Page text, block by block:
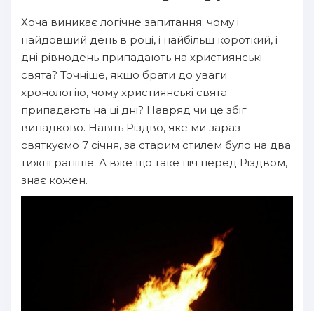
Хоча виникає логічне запитання: чому і
найдовший день в році, і найбільш короткий, і
дні рівнодень припадають на християнські
свята? Точніше, якщо брати до уваги
хронологію, чому християнські свята
припадають на ці дні? Навряд чи це збіг
випадково. Навіть Різдво, яке ми зараз
святкуємо 7 січня, за старим стилем було на два
тижні раніше. А вже що таке ніч перед Різдвом,
знає кожен.